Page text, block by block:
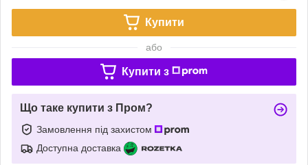
Купити
або
Купити з
Що таке купити з Пром?
Замовлення під захистом
Доступна доставка